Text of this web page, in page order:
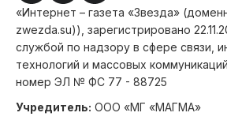
«Интернет – газета «Звезда»
zwezda.su)), зарегистрировано
службой по надзору в сфере связи,
технологий и массовых
номер ЭЛ № ФС 77 - 88725
Учредитель: ООО «МГ «МАГМА»